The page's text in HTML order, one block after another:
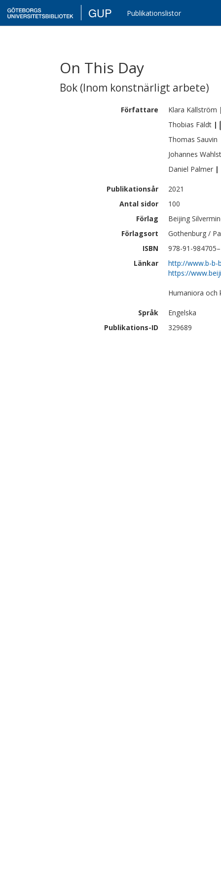
GUP Publikationslistor
On This Day
Bok (Inom konstnärligt arbete)
Författare Klara Källström
Thobias Fäldt |
Thomas Sauvin
Johannes
Daniel Palmer |
Publikationsår
2021
Antal sidor
100
Förlag
Beijing
Förlagsort
Gothenburg /
ISBN
978-91-
Länkar
http://www.b-b-
https://
Humaniora
Språk
Engelska
Publikations-ID
329689